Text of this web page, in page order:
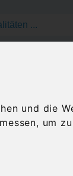
und die
um zu